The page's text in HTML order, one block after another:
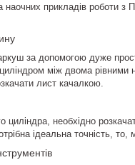
наочних прикладів
за допомогою дуже
циліндром між двома
лист качалкою.
циліндра, необхідно
ідеальна точність, то,